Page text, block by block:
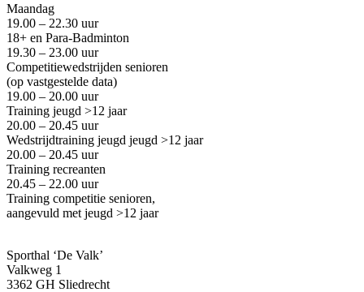
Maandag
19.00 – 22.30 uur
18+ en Para-Badminton
19.30 – 23.00 uur
Competitiewedstrijden senioren
(op vastgestelde data)
19.00 – 20.00 uur
Training jeugd >12 jaar
20.00 – 20.45 uur
Wedstrijdtraining jeugd jeugd >12 jaar
20.00 – 20.45 uur
Training recreanten
20.45 – 22.00 uur
Training competitie senioren,
aangevuld met jeugd >12 jaar
Sporthal ‘De Valk’
Valkweg 1
3362 GH Sliedrecht